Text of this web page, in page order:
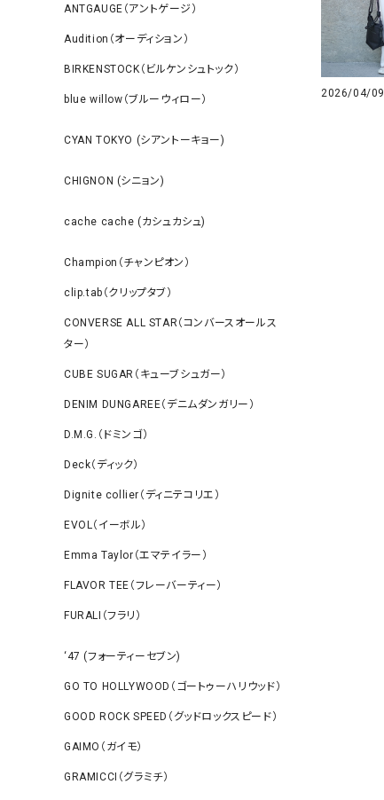
ANTGAUGE（アントゲージ）
Audition（オーディション）
BIRKENSTOCK（ビルケンシュトック）
blue willow（ブルーウィロー）
CYAN TOKYO (シアントーキョー)
CHIGNON (シニョン)
cache cache (カシュカシュ)
Champion（チャンピオン）
clip.tab（クリップタブ）
CONVERSE ALL STAR（コンバースオールス
ター）
CUBE SUGAR（キューブシュガー）
DENIM DUNGAREE（デニムダンガリー）
D.M.G.（ドミンゴ）
Deck（ディック）
Dignite collier（ディニテコリエ）
EVOL（イーボル）
Emma Taylor（エマテイラー）
FLAVOR TEE（フレーバーティー）
FURALI（フラリ）
‘47 (フォーティーセブン)
GO TO HOLLYWOOD（ゴートゥーハリウッド）
GOOD ROCK SPEED（グッドロックスピード）
GAIMO（ガイモ）
GRAMICCI（グラミチ）
2026/04/09